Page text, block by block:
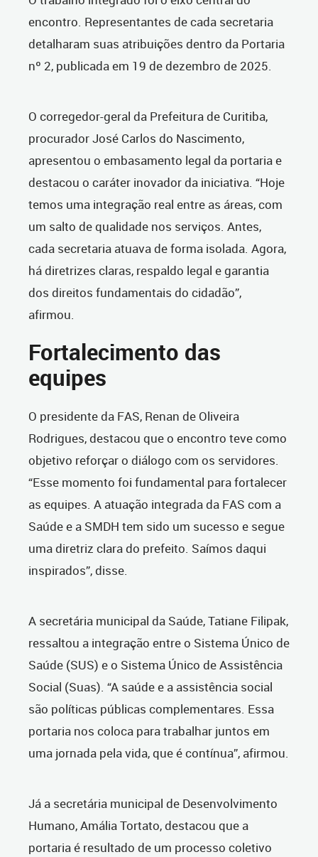
encontro. Representantes de cada secretaria
detalharam suas atribuições dentro da Portaria
nº 2, publicada em 19 de dezembro de 2025.
O corregedor-geral da Prefeitura de Curitiba,
procurador José Carlos do Nascimento,
apresentou o embasamento legal da portaria e
destacou o caráter inovador da iniciativa. “Hoje
temos uma integração real entre as áreas, com
um salto de qualidade nos serviços. Antes,
cada secretaria atuava de forma isolada. Agora,
há diretrizes claras, respaldo legal e garantia
dos direitos fundamentais do cidadão”,
afirmou.
Fortalecimento das
equipes
O presidente da FAS, Renan de Oliveira
Rodrigues, destacou que o encontro teve como
objetivo reforçar o diálogo com os servidores.
“Esse momento foi fundamental para fortalecer
as equipes. A atuação integrada da FAS com a
Saúde e a SMDH tem sido um sucesso e segue
uma diretriz clara do prefeito. Saímos daqui
inspirados”, disse.
A secretária municipal da Saúde, Tatiane Filipak,
ressaltou a integração entre o Sistema Único de
Saúde (SUS) e o Sistema Único de Assistência
Social (Suas). “A saúde e a assistência social
são políticas públicas complementares. Essa
portaria nos coloca para trabalhar juntos em
uma jornada pela vida, que é contínua”, afirmou.
Já a secretária municipal de Desenvolvimento
Humano, Amália Tortato, destacou que a
portaria é resultado de um processo coletivo